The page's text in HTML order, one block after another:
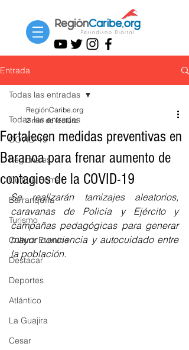
Entrada
Todas las entradas
COVID-19
Regionales
Cultura Home
Barranquilla
Turismo
Cultura Eventos
Destacar
Deportes
Atlántico
La Guajira
Cesar
Todas las entradas
Fortalecen medidas preventivas en
Baranoa para frenar aumento de
contagios de la COVID-19
RegiónCaribe.org
2 min de lectura
Se realizarán tamizajes aleatorios,
caravanas de Policía y Ejército y
campañas pedagógicas para generar
mayor conciencia y autocuidado entre
la población.